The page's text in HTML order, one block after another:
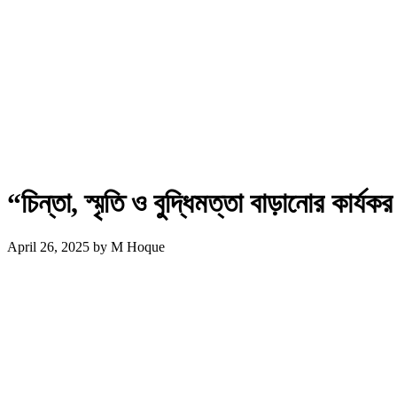
“চিন্তা, স্মৃতি ও বুদ্ধিমত্তা বাড়ানোর
April 26, 2025 by M Hoque